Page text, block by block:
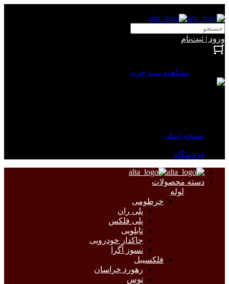
ورود | ثبت‌نام
مشاهده سبد خرید
صفحه اصلی
فروشگاه
دسته محصولات
لوله
خرطومی
پلی ران
پلی فلکس
تابلویی
چاکدار خودرویی
نسوز آگرا
فلکسیبل
رهورد خراسان
توس